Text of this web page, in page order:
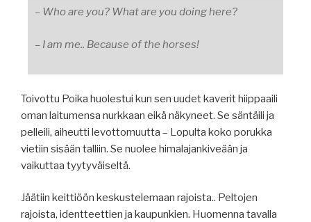
– Who are you? What are you doing here?
– I am me.. Because of the horses!
Toivottu Poika huolestui kun sen uudet kaverit hiippaaili
oman laitumensa nurkkaan eikä näkyneet. Se säntäili ja
pelleili, aiheutti levottomuutta – Lopulta koko porukka
vietiin sisään talliin. Se nuolee himalajankiveään ja
vaikuttaa tyytyväiseltä.
Jäätiin keittiöön keskustelemaan rajoista.. Peltojen
rajoista, identteettien ja kaupunkien. Huomenna tavalla